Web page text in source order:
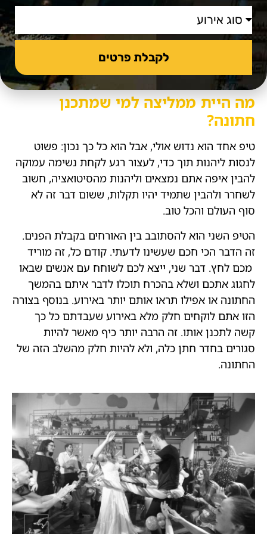
מה היית ממליצה למי שמתכנן
חתונה?
טיפ אחד הוא נדוש אולי, אבל הוא כל כך נכון: פשוט
לנסות ליהנות תוך כדי, לעצור רגע לקחת נשימה עמוקה
להבין איפה אתם נמצאים וליהנות מהסיטואציה, חשוב
לשחרר ולהבין שתמיד יהיו תקלות, ששום דבר זה לא
סוף העולם והכל טוב.
הטיפ השני הוא להסתובב בין האורחים בקבלת הפנים.
זה הדבר הכי חכם שעשינו לדעתי. קודם כל, זה מוריד
מכם לחץ. דבר שני, ייצא לכם לשוחח עם אנשים שבאו
לחגוג אתכם ושלא בהכרח תוכלו לדבר איתם בהמשך
החתונה או אפילו תראו אותם יותר באירוע. בנוסף בצורה
הזו אתם לוקחים חלק מלא באירוע שעבדתם כל כך
קשה לתכנן אותו. זה הרבה יותר כיף מאשר להיות
סגורים בחדר חתן כלה, ולא להיות חלק מהשלב הזה של
החתונה.
לקבלת פרטים